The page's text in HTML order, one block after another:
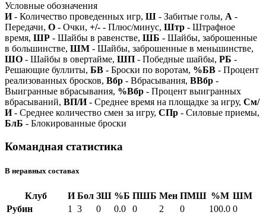
Условные обозначения
И- Количество проведенных игр, Ш - Забитые голы, А -
Передачи, О - Очки, +/- - Плюс/минус, Штр - Штрафное
время, ШР - Шайбы в равенстве, ШБ - Шайбы, заброшенные
в большинстве, ШМ - Шайбы, заброшенные в меньшинстве,
ШО - Шайбы в овертайме, ШП - Победные шайбы, РБ -
Решающие буллиты, БВ - Броски по воротам, %БВ - Процент
реализованных бросков, Вбр - Вбрасывания, ВВбр -
Выигранные вбрасывания, %Вбр - Процент выигранных
вбрасываний, ВП/И- Среднее время на площадке за игру, См/
И- Среднее количество смен за игру, СПр - Силовые приемы,
БлБ - Блокированные броски
Командная статистика
В неравных составах
Клуб И Бол ЗШ %Б ПШБ Мен ПМШ %М ШМ
Рубин
1 3 0 0.0 0 2 0 100.0 0